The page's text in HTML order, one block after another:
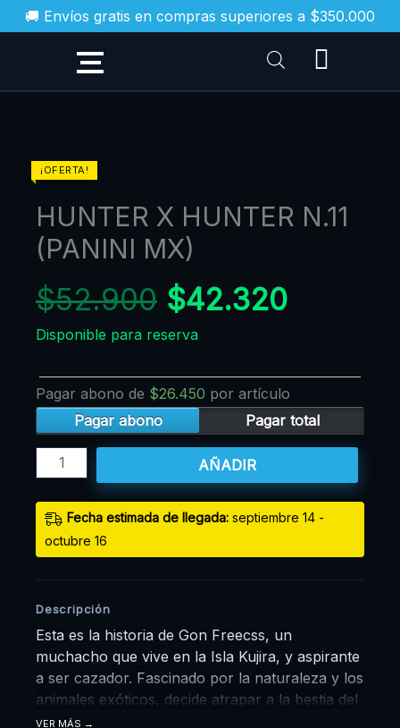
🚚 Envíos gratis en compras superiores a $350.000
al
¡OFERTA!
HUNTER X HUNTER N.11
(PANINI MX)
$52.900 $42.320
Disponible para reserva
Pagar abono de $26.450 por artículo
Pagar abono
Pagar total
HUNTER
X
HUNTER
N.11
(PANINI
MX)
cantidad
AÑADIR
Fecha estimada de llegada: septiembre 14 -
octubre 16
Descripción
Esta es la historia de Gon Freecss, un
muchacho que vive en la Isla Kujira, y aspirante
a ser cazador. Fascinado por la naturaleza y los
animales exóticos, decide atrapar a la bestia del
pantano de su isla para que Mito, su tía, le
VER MÁS